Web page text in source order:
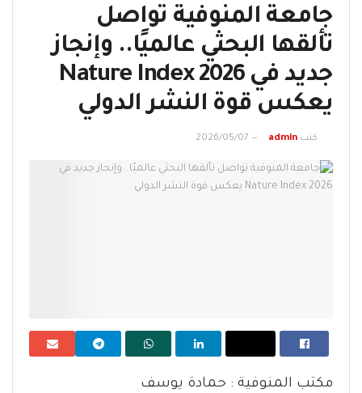
جامعة المنوفية تواصل
تألقها البحثي عالميًا.. وإنجاز
جديد في Nature Index 2026
يعكس قوة النشر الدولي
كتب admin
2026/05/07
مكتب المنوفية : حمادة يوسف